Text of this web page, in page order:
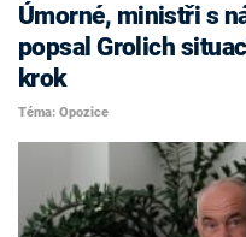
Úmorné, ministři s
popsal Grolich
krok
Téma: Opozice